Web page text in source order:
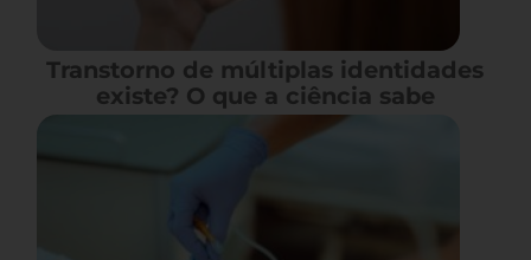
Transtorno de múltiplas identidades
existe? O que a ciência sabe